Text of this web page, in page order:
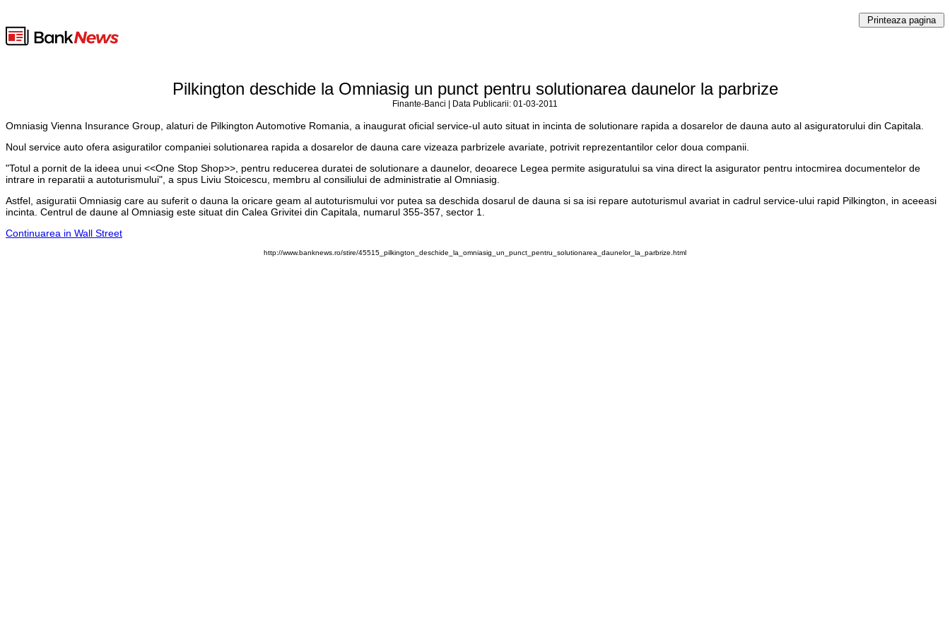
Pilkington deschide la Omniasig un punct pentru solutionarea daunelor la parbrize
Finante-Banci | Data Publicarii: 01-03-2011
Omniasig Vienna Insurance Group, alaturi de Pilkington Automotive Romania, a inaugurat oficial service-ul auto situat in incinta de solutionare rapida a dosarelor de dauna auto al asiguratorului din Capitala.
Noul service auto ofera asiguratilor companiei solutionarea rapida a dosarelor de dauna care vizeaza parbrizele avariate, potrivit reprezentantilor celor doua companii.
"Totul a pornit de la ideea unui <<One Stop Shop>>, pentru reducerea duratei de solutionare a daunelor, deoarece Legea permite asiguratului sa vina direct la asigurator pentru intocmirea documentelor de
intrare in reparatii a autoturismului", a spus Liviu Stoicescu, membru al consiliului de administratie al Omniasig.
Astfel, asiguratii Omniasig care au suferit o dauna la oricare geam al autoturismului vor putea sa deschida dosarul de dauna si sa isi repare autoturismul avariat in cadrul service-ului rapid Pilkington, in aceeasi
incinta. Centrul de daune al Omniasig este situat din Calea Grivitei din Capitala, numarul 355-357, sector 1.
Continuarea in Wall Street
http://www.banknews.ro/stire/45515_pilkington_deschide_la_omniasig_un_punct_pentru_solutionarea_daunelor_la_parbrize.html